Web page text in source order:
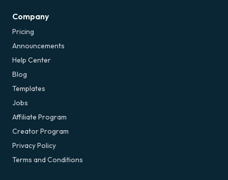
Company
Pricing
Announcements
Help Center
Blog
Templates
Jobs
Affiliate Program
Creator Program
Privacy Policy
Terms and Conditions